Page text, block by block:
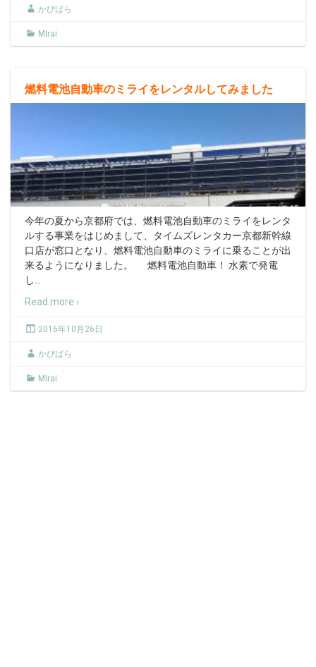
かぴばら
MIrai
燃料電池自動車のミライをレンタルしてみました
今年の夏から京都府では、燃料電池自動車のミライをレンタ
ルする事業をはじめまして、タイムズレンタカー京都新幹線
口店が窓口となり、燃料電池自動車のミライに乗ることが出
来るようになりました。 燃料電池自動車！ 水素で発電
し
Read more ›
2016年10月26日
かぴばら
MIrai